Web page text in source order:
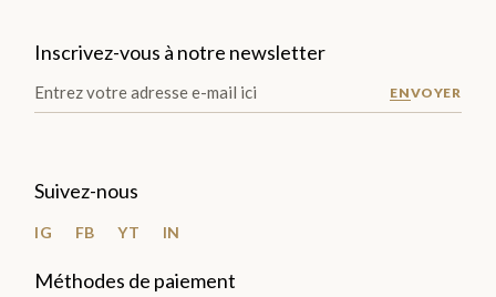
Panier
Coffrets
Gourmand
Chocolat
Inscrivez-vous à notre newsletter
ENVOYER
Suivez-nous
IG FB YT IN
Méthodes de paiement